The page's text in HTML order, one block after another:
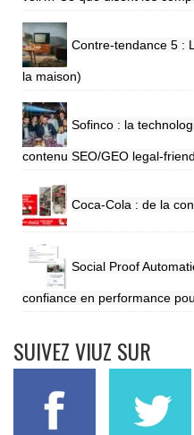
Contre-tendance 5 :
la maison)
Sofinco : la
contenu SEO/GEO legal-
Coca-Cola : de la
Social Proof
confiance en performance
SUIVEZ VIUZ SUR